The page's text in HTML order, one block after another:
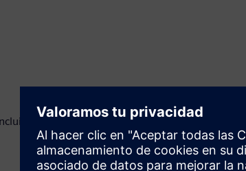
el hardware, el software y los servicios de